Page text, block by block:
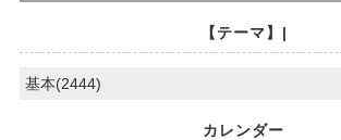
【テーマ】|
基本(2444)
カレンダー